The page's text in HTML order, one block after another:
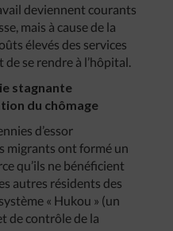
deviennent courants
mais à cause de la
élevés des services
se rendre à l’hôpital.
stagnante
du chômage
d’essor
migrants ont formé un
qu’ils ne bénéficient
autres résidents des
« Hukou » (un
de contrôle de la